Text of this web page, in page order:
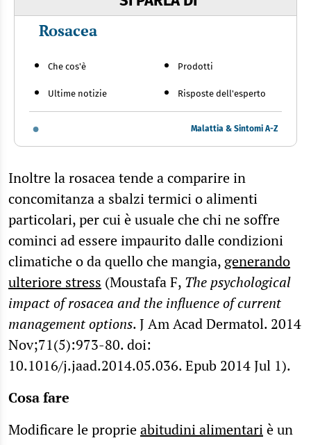
Rosacea
Che cos'è
Ultime notizie
Prodotti
Risposte dell'esperto
Malattia & Sintomi A-Z
Inoltre la rosacea tende a comparire in
concomitanza a sbalzi termici o alimenti
particolari, per cui è usuale che chi ne soffre
cominci ad essere impaurito dalle condizioni
climatiche o da quello che mangia, generando
ulteriore stress (Moustafa F, The psychological
impact of rosacea and the influence of current
management options. J Am Acad Dermatol. 2014
Nov;71(5):973-80. doi:
10.1016/j.jaad.2014.05.036. Epub 2014 Jul 1).
Cosa fare
Modificare le proprieabitudini alimentariè un